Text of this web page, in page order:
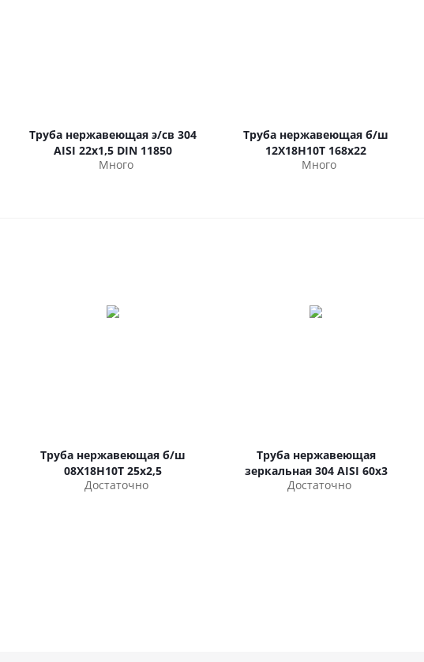
Труба нержавеющая э/св 304
AISI 22х1,5 DIN 11850
Много
Труба нержавеющая б/ш
12Х18Н10Т 168х22
Много
Труба нержавеющая б/ш
08Х18Н10Т 25х2,5
Достаточно
Труба нержавеющая
зеркальная 304 AISI 60х3
Достаточно